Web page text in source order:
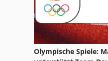
Olympische Spiele: